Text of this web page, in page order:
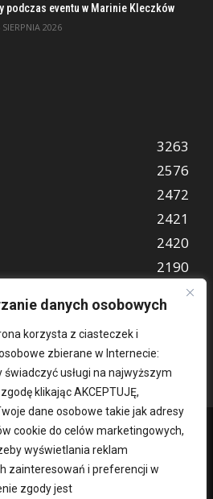
danych osobowych
korzysta z ciasteczek i
zbierane w Internecie:
świadczyć usługi na najwyższym
klikając AKCEPTUJĘ,
dane osobowe takie jak adresy
cookie do celów marketingowych,
wyświetlania reklam
zainteresowań i preferencji w
zgody jest
podczas eventu w Marinie Kleczków
SIERPNIA 2026
3263
2576
2472
2421
2420
2190
1997
849